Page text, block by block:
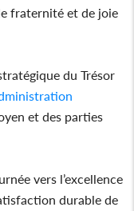
fraternité et de joie
du Trésor
et des parties
vers l’excellence
durable de